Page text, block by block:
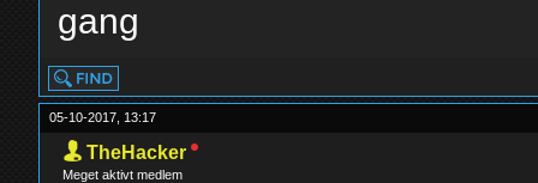
gang
05-10-2017, 13:17
TheHacker
Meget aktivt medlem